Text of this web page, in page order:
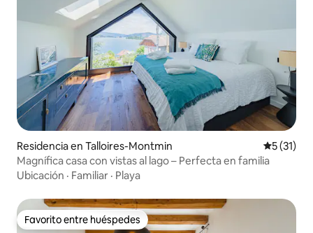
Residencia en Talloires-Montmin
5 (31)
Magnífica casa con vistas al lago – Perfecta en familia
Ubicación · Familiar · Playa
Favorito entre huéspedes
Favorito entre huéspedes